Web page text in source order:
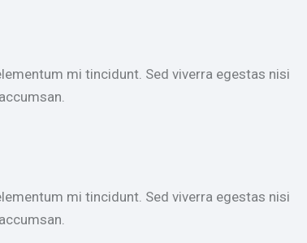
mi tincidunt. Sed viverra egestas nisi
mi tincidunt. Sed viverra egestas nisi